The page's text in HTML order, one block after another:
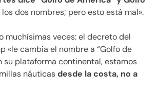
dos nombres; pero esto está mal».
muchísimas veces: el decreto del
«le cambia el nombre a “Golfo de
su plataforma continental, estamos
náuticasdesde la costa, no a